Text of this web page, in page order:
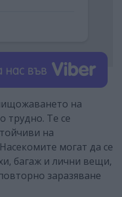
на
трудно. Те се
на
могат да се
багаж и лични вещи,
заразяване